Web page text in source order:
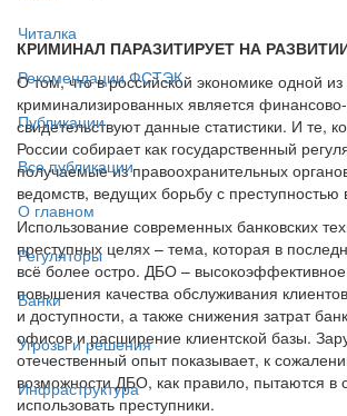
Читалка
Рекомендации ФСТЭК
Публикации
Все публикации
О главном
Регуляторы
Банки
Угрозы и решения
Инфраструктура
КРИМИНАЛ ПАРАЗИТИРУЕТ НА
О том, что в российской экономике одной
криминализированных является
свидетельствуют данные статистики. И те,
России собирает как государственный
получаемые из правоохранительных
ведомств, ведущих борьбу с преступностью
Использование современных банковских
преступных целях – тема, которая в
всё более остро. ДБО – высокоэффективное
повышения качества обслуживания
и доступности, а также снижения затрат
офисов и расширение клиентской базы.
отечественный опыт показывает, к
возможности ДБО, как правило, пытаются в
использовать преступники.